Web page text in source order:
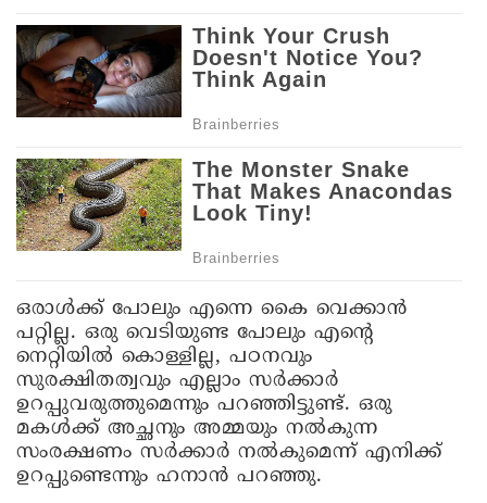
ഒരാള്‍ക്ക് പോലും എന്നെ കൈ വെക്കാന്‍
പറ്റില്ല. ഒരു വെടിയുണ്ട പോലും എന്റെ
നെറ്റിയില്‍ കൊള്ളില്ല, പഠനവും
സുരക്ഷിതത്വവും എല്ലാം സര്‍ക്കാര്‍
ഉറപ്പുവരുത്തുമെന്നും പറഞ്ഞിട്ടുണ്ട്. ഒരു
മകള്‍ക്ക് അച്ഛനും അമ്മയും നല്‍കുന്ന
സംരക്ഷണം സര്‍ക്കാര്‍ നല്‍കുമെന്ന് എനിക്ക്
ഉറപ്പുണ്ടെന്നും ഹനാന്‍ പറഞ്ഞു.